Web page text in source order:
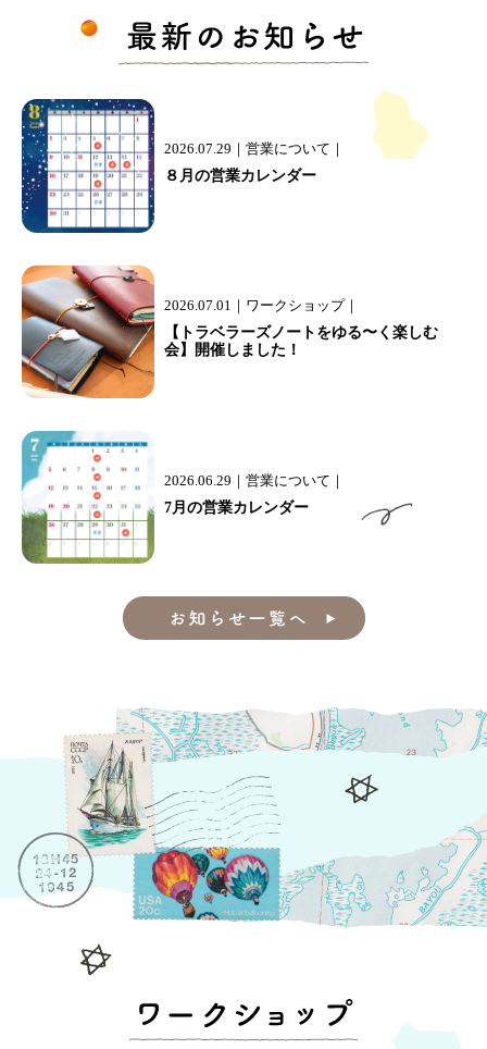
2026.07.29 営業について
８月の営業カレンダー
2026.07.01 ワークショップ
【トラベラーズノートをゆる〜く楽しむ
会】開催しました！
2026.06.29 営業について
7月の営業カレンダー